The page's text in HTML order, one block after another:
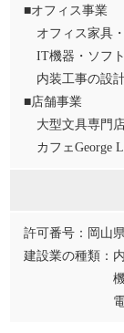
■オフィス事業
オフィス家具
IT機器・ソフ
内装工事の設
■店舗事業
大型文具専門
カフェGeorge
許可番号：岡山
建設業の種類：
機械器具
電気通